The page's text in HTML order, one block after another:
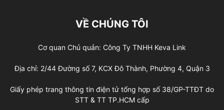
VỀ CHÚNG TÔI
Cơ quan Chủ quản: Công Ty TNHH Keva Link
Địa chỉ: 2/44 Đường số 7, KCX Đô Thành, Phường 4, Quận 3
Giấy phép trang thông tin điện tử tổng hợp số 38/GP-TTĐT do
STT & TT TP.HCM cấp